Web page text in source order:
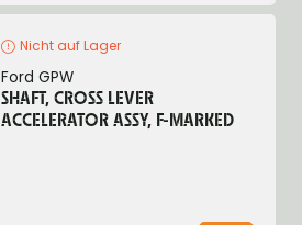
Nicht auf Lager
Ford GPW
SHAFT, CROSS LEVER
ACCELERATOR ASSY, F-MARKED